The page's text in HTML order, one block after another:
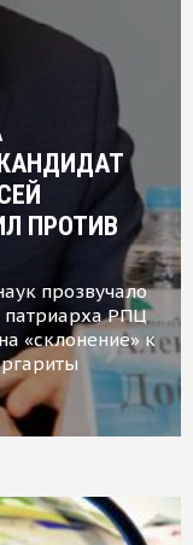
ПРОТИВ
прозвучало
патриарха РПЦ
«склонение» к